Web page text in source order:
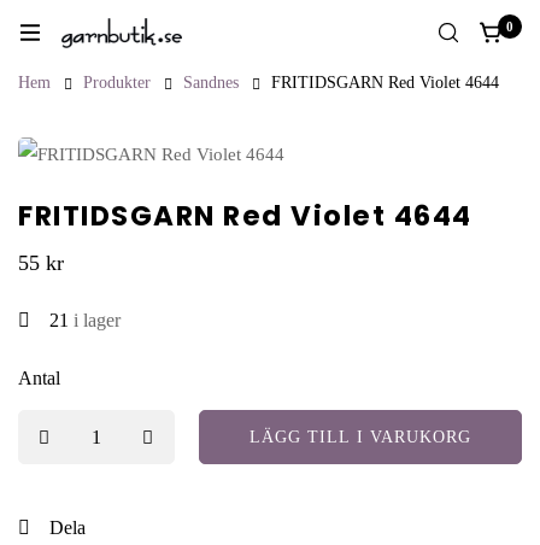
0
Hem Produkter Sandnes FRITIDSGARN Red Violet 4644
FRITIDSGARN Red Violet 4644
55 kr
21 i lager
Antal
LÄGG TILL I VARUKORG
Dela